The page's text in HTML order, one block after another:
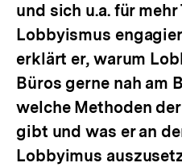
und sich u.a. für
Lobbyismus
erklärt er, warum
Büros gerne nah am
welche Methoden
gibt und was er an
Lobbyimus